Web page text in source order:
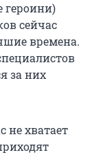
героини)
сейчас
времена.
за них
не хватает